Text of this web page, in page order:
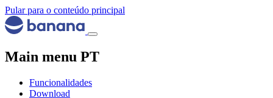
Pular para o conteúdo principal
Main menu PT
Funcionalidades
Download